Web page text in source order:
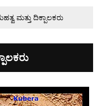
ಮತ್ತು ದಿಕ್ಪಾಲಕರು